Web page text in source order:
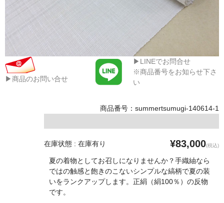
▶商品のお問い合せ
▶LINEでお問合せ
※商品番号をお知らせ下さ
い
商品番号：summertsumugi-140614-1
在庫状態 : 在庫有り ¥83,000(税込)
夏の着物としてお召しになりませんか？手織紬なら
ではの触感と飽きのこないシンプルな縞柄で夏の装
いをランクアップします。正絹（絹100％）の反物
です。